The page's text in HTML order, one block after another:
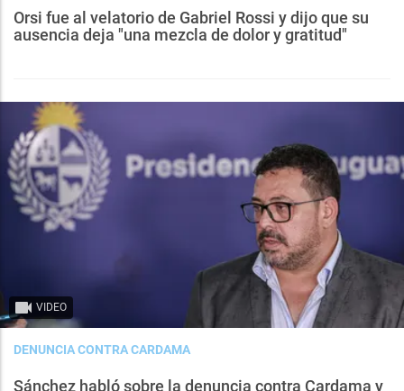
Orsi fue al velatorio de Gabriel Rossi y dijo que su
ausencia deja "una mezcla de dolor y gratitud"
VIDEO
DENUNCIA CONTRA CARDAMA
Sánchez habló sobre la denuncia contra Cardama y